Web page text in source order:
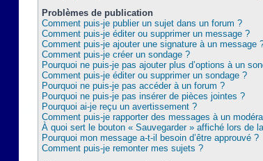
Problèmes de publication
Comment puis-je publier un sujet dans un forum ?
Comment puis-je éditer ou supprimer un message ?
Comment puis-je ajouter une signature à un message
Comment puis-je créer un sondage ?
Pourquoi ne puis-je pas ajouter plus d’options à un
Comment puis-je éditer ou supprimer un sondage ?
Pourquoi ne puis-je pas accéder à un forum ?
Pourquoi ne puis-je pas insérer de pièces jointes ?
Pourquoi ai-je reçu un avertissement ?
Comment puis-je rapporter des messages à un
À quoi sert le bouton « Sauvegarder » affiché lors de
Pourquoi mon message a-t-il besoin d’être approuvé ?
Comment puis-je remonter mes sujets ?